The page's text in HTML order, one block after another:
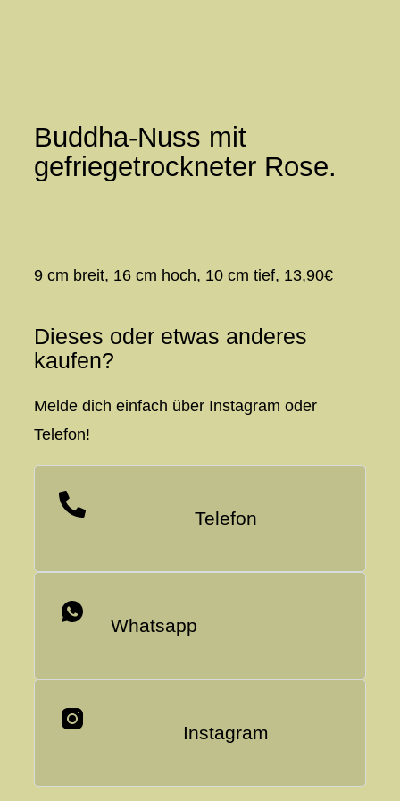
Buddha-Nuss mit
gefriegetrockneter Rose.
9 cm breit, 16 cm hoch, 10 cm tief, 13,90€
Dieses oder etwas anderes
kaufen?
Melde dich einfach über Instagram oder
Telefon!
Telefon
Whatsapp
Instagram